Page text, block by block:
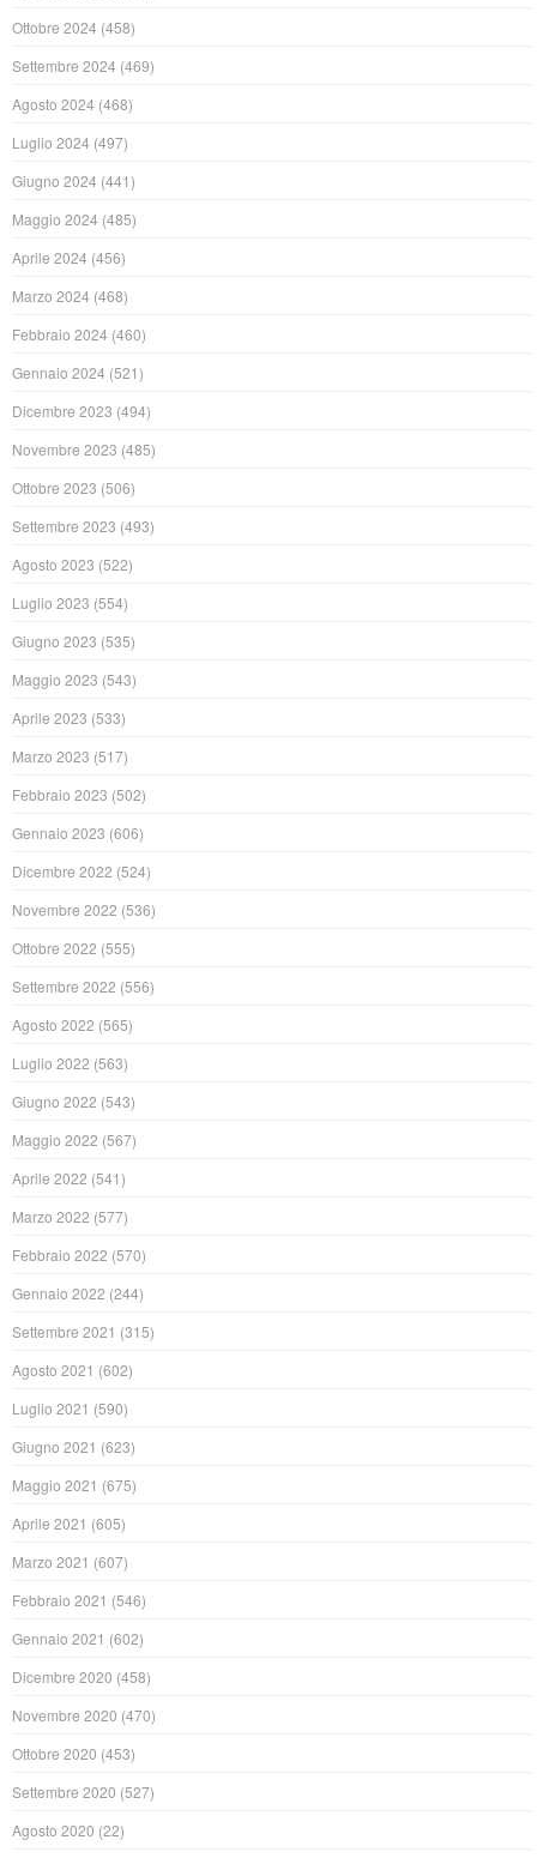
Ottobre 2024 (458)
Settembre 2024 (469)
Agosto 2024 (468)
Luglio 2024 (497)
Giugno 2024 (441)
Maggio 2024 (485)
Aprile 2024 (456)
Marzo 2024 (468)
Febbraio 2024 (460)
Gennaio 2024 (521)
Dicembre 2023 (494)
Novembre 2023 (485)
Ottobre 2023 (506)
Settembre 2023 (493)
Agosto 2023 (522)
Luglio 2023 (554)
Giugno 2023 (535)
Maggio 2023 (543)
Aprile 2023 (533)
Marzo 2023 (517)
Febbraio 2023 (502)
Gennaio 2023 (606)
Dicembre 2022 (524)
Novembre 2022 (536)
Ottobre 2022 (555)
Settembre 2022 (556)
Agosto 2022 (565)
Luglio 2022 (563)
Giugno 2022 (543)
Maggio 2022 (567)
Aprile 2022 (541)
Marzo 2022 (577)
Febbraio 2022 (570)
Gennaio 2022 (244)
Settembre 2021 (315)
Agosto 2021 (602)
Luglio 2021 (590)
Giugno 2021 (623)
Maggio 2021 (675)
Aprile 2021 (605)
Marzo 2021 (607)
Febbraio 2021 (546)
Gennaio 2021 (602)
Dicembre 2020 (458)
Novembre 2020 (470)
Ottobre 2020 (453)
Settembre 2020 (527)
Agosto 2020 (22)